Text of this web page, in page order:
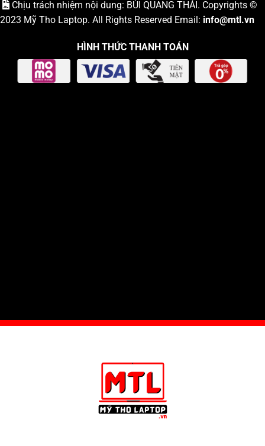
Chịu trách nhiệm nội dung: BÙI QUANG THÁI. Copyrights ©
2023 Mỹ Tho Laptop. All Rights Reserved Email: info@mtl.vn
HÌNH THỨC THANH TOÁN